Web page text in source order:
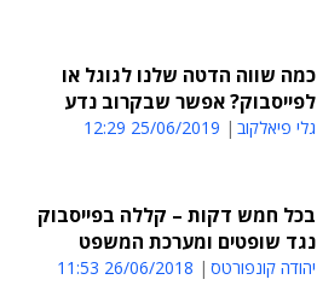
כמה שווה הדטה שלנו לגוגל או
לפייסבוק? אפשר שבקרוב נדע
גלי פיאלקוב 25/06/2019 12:29
בכל חמש דקות – קללה בפייסבוק
נגד שופטים ומערכת המשפט
יהודה קונפורטס 26/06/2018 11:53